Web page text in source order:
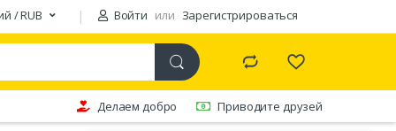
/ RUB Войти или Зарегистрироваться
Делаем добро Приводите друзей